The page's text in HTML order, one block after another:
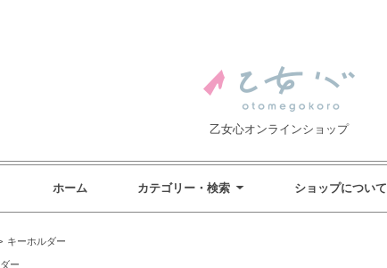
乙女心オンラインショップ
ホーム カテゴリー・検索 ショップについて
キーホルダー
ー